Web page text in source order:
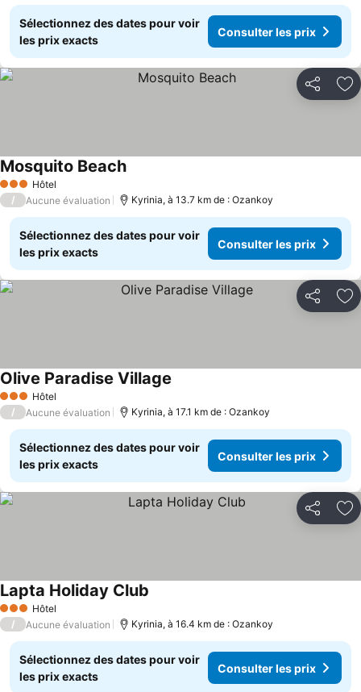
Sélectionnez des dates pour voir
les prix exacts
Consulter les prix
Partager
3 ÉtoilesHôtel
Mosquito Beach
/ Aucune évaluation Kyrinia, à 13.7 km de : Ozankoy
Sélectionnez des dates pour voir
les prix exacts
Consulter les prix
Partager
3 ÉtoilesHôtel
Olive Paradise Village
/ Aucune évaluation Kyrinia, à 17.1 km de : Ozankoy
Sélectionnez des dates pour voir
les prix exacts
Consulter les prix
Partager
3 ÉtoilesHôtel
Lapta Holiday Club
/ Aucune évaluation Kyrinia, à 16.4 km de : Ozankoy
Sélectionnez des dates pour voir
les prix exacts
Consulter les prix